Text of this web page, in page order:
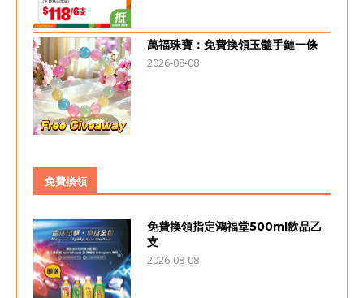
萬福珠寶：免費換領玉髓手鏈一條
2026-08-08
免費換領
免費換領指定鴻福堂500ml飲品乙
支
2026-08-08